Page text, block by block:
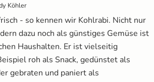
Kohlrabi nicht verzichten
Kohlrabi aus?
das Kohlrabi vorziehen
Köhler
- so kennen wir Kohlrabi. Nicht nur
dazu noch als günstiges Gemüse ist
Haushalten. Er ist vielseitig
roh als Snack, gedünstet als
gebraten und paniert als
im Mai